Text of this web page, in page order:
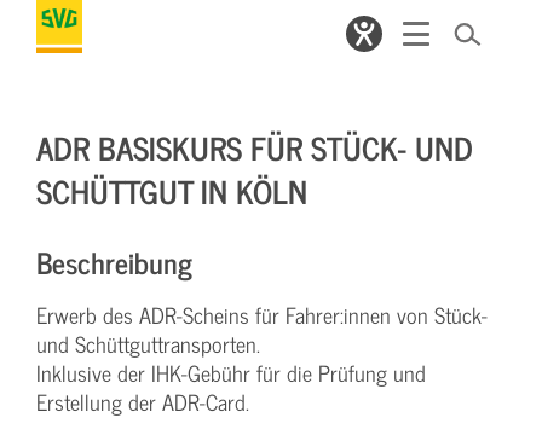
ADR BASISKURS FÜR STÜCK- UND
SCHÜTTGUT IN KÖLN
Beschreibung
Erwerb des ADR-Scheins für Fahrer:innen von Stück-
und Schüttguttransporten.
Inklusive der IHK-Gebühr für die Prüfung und
Erstellung der ADR-Card.